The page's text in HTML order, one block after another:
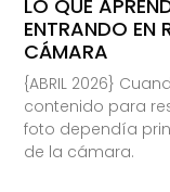
LO QUE
ENTRANDO EN
CÁMARA
{ABRIL 2026}
contenido para
foto dependía
de la cámara.